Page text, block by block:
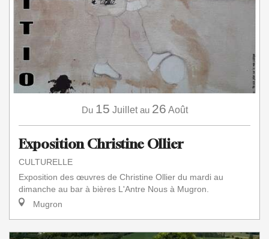
Du 15 Juillet au 26 Août
Exposition Christine Ollier
CULTURELLE
Exposition des œuvres de Christine Ollier du mardi au
dimanche au bar à bières L'Antre Nous à Mugron.
Mugron